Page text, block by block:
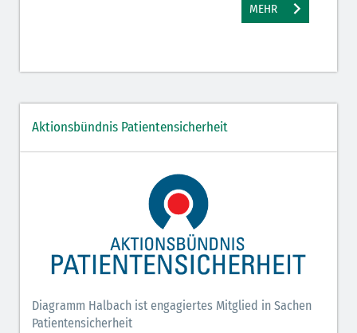
MEHR
Aktionsbündnis Patientensicherheit
Diagramm Halbach ist engagiertes Mitglied in Sachen
Patientensicherheit